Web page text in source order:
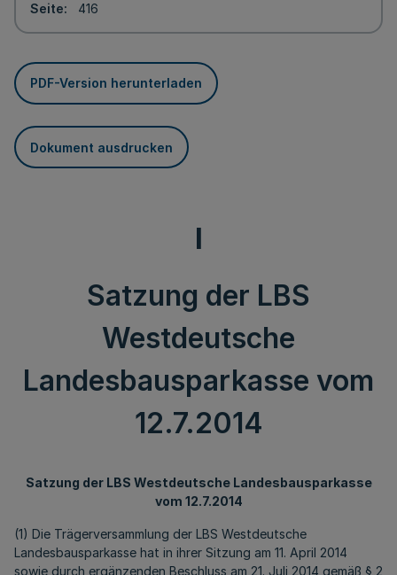
Seite
416
PDF-Version herunterladen
Dokument ausdrucken
I
Satzung der LBS
Westdeutsche
Landesbausparkasse vom
12.7.2014
Satzung der LBS Westdeutsche Landesbausparkasse
vom 12.7.2014
(1) Die Trägerversammlung der LBS Westdeutsche
Landesbausparkasse hat in ihrer Sitzung am 11. April 2014
sowie durch ergänzenden Beschluss am 21. Juli 2014 gemäß § 2